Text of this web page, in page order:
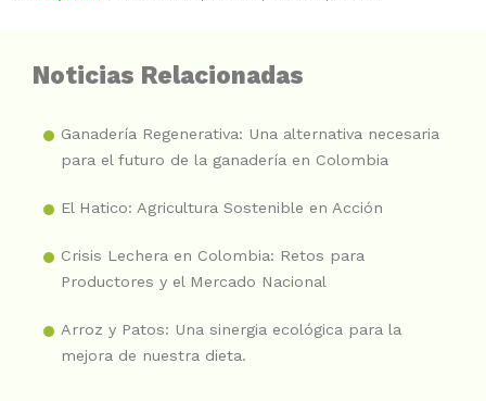
Noticias Relacionadas
Ganadería Regenerativa: Una alternativa necesaria
para el futuro de la ganadería en Colombia
El Hatico: Agricultura Sostenible en Acción
Crisis Lechera en Colombia: Retos para
Productores y el Mercado Nacional
Arroz y Patos: Una sinergia ecológica para la
mejora de nuestra dieta.